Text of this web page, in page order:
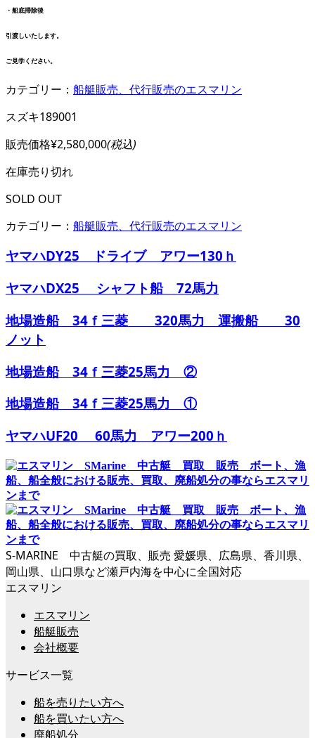
・船底掃除後
引渡しいたします。
ご見学ください。
カテゴリー： 船艇販売、代行販売のエスマリン
スズキ189001
販売価格¥2,580,000(税込)
在庫売り切れ
SOLD OUT
カテゴリー： 船艇販売、代行販売のエスマリン
ヤマハDY25 ドライブ アワー130ｈ
ヤマハDX25 シャフト船 72馬力
地場造船 34ｆ三菱 320馬力 運搬船 30
ノット
地場造船 34ｆ三菱25馬力 ②
地場造船 34ｆ三菱25馬力 ①
ヤマハUF20 60馬力 アワー200ｈ
S-MARINE 中古艇の買取、販売 愛媛県、広島県、香川県、
岡山県、山口県など瀬戸内海を中心に全国対応
エスマリン
エスマリン
船艇販売
会社概要
サービス一覧
船を売りたい方へ
船を買いたい方へ
廃船処分